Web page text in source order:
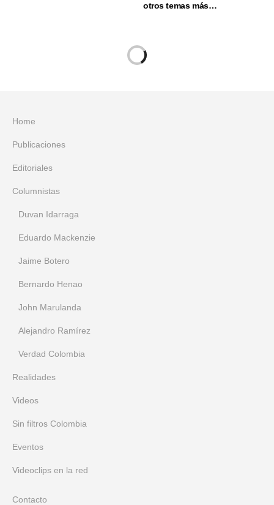
otros temas más…
Home
Publicaciones
Editoriales
Columnistas
Duvan Idarraga
Eduardo Mackenzie
Jaime Botero
Bernardo Henao
John Marulanda
Alejandro Ramírez
Verdad Colombia
Realidades
Videos
Sin filtros Colombia
Eventos
Videoclips en la red
Contacto